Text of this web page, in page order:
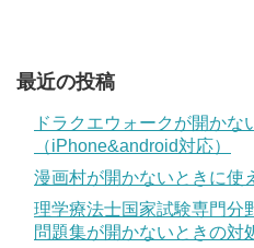
最近の投稿
ドラクエウォークが開かな
（iPhone&android対応）
漫画村が開かないときに使
理学療法士国家試験専門分
問題集が開かないときの対